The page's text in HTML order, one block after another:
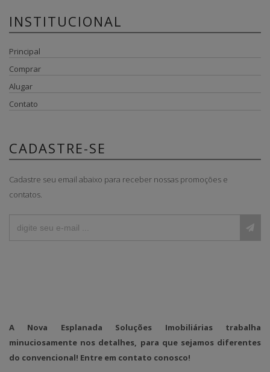
INSTITUCIONAL
Principal
Comprar
Alugar
Contato
CADASTRE-SE
Cadastre seu email abaixo para receber nossas promoções e
contatos.
A Nova Esplanada Soluções Imobiliárias trabalha
minuciosamente nos detalhes, para que sejamos diferentes
do convencional! Entre em contato conosco!